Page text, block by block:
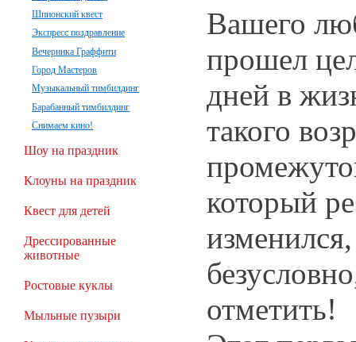
Вашего
прошел
дней в
такого
который
отметить!
Шпионский квест
Экспресс поздравление
Вечеринка Граффити
Город Мастеров
Музыкальный тимбилдинг
Барабанный тимбилдинг
Снимаем кино!
Шоу на праздник
Клоуны на праздник
Квест для детей
Дрессированные
животные
Ростовые куклы
Мыльные пузыри